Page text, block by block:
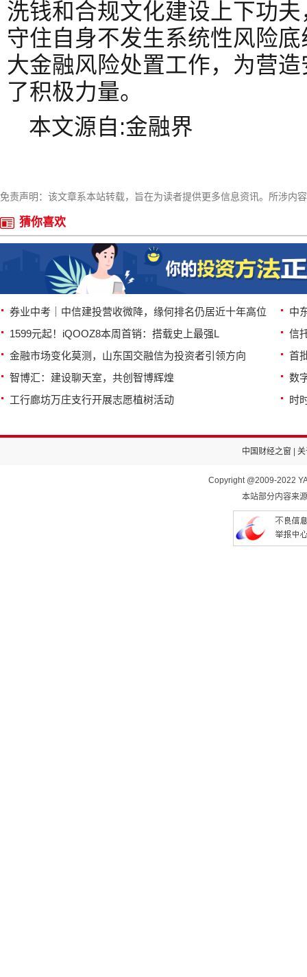
洗钱和合规文化建设上下功
守住自身不发生系统性风险
大金融风险处置工作，为营
了积极力量。
本文源自:金融界
免责声明：该文章系本站转载，旨在为读者提供更多信息资讯。所涉内
猜你喜欢
券业中考｜中信建投营收微降，缘何排名仍居近十年高位
中
1599元起！iQOOZ8本周首销：搭载史上最强L
信
金融市场变化莫测，山东国交融信为投资者引领方向
首
智博汇：建设聊天室，共创智博辉煌
数
工行廊坊万庄支行开展志愿植树活动
时
中国财经之窗 关
Copyright @2009-2022
本站部分内容来